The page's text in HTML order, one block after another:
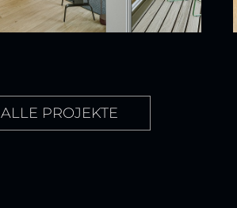
ALLE PROJEKTE